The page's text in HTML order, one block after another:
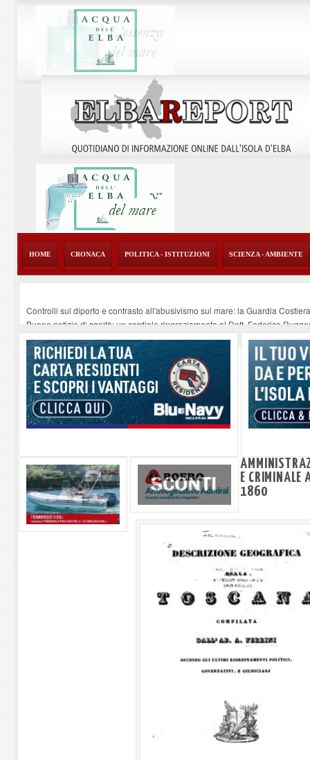
HOME CRONACA POLITICA - ISTITUZIONI SCIENZA - AMBIENTE
Controlli sul diporto e contrasto all'abusivismo sul mare: la Guardia
Buone notizie di sanità: un cordiale ringraziamento al Dott. Federico
Altiero Spinelli e Ursula Hirschmann all'Elba: riaffiora una testimonianza
Capoliveri, potenziata la pulizia dei bordi stradali -07-08-2026
Marina di Campo tra i porti interessati dal nuovo piano dell'Autorità
E CRIMINALE
1860